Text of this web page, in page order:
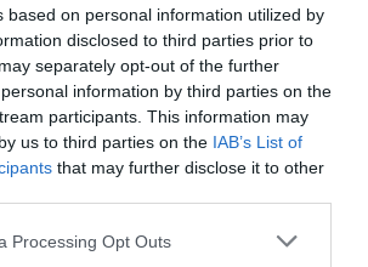
based on personal information utilized by
disclosed to third parties prior to
separately opt-out of the further
information by third parties on the
participants. This information may
us to third parties on the IAB’s List of
that may further disclose it to other
Processing Opt Outs
νέοι έως 25 ετών, άνεργοι, ΑμεΑ, 65+,
| 12 € | 17 €
megaron.gr και σε όλα τα καταστήματα
/ Κρατήσεις:
| 210 7282 333